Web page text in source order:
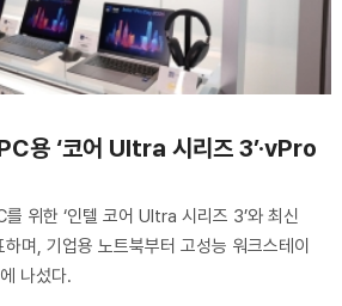
용 ‘코어 Ultra 시리즈 3’·vPro
위한 ‘인텔 코어 Ultra 시리즈 3’와 최신
며, 기업용 노트북부터 고성능 워크스테이
나섰다.